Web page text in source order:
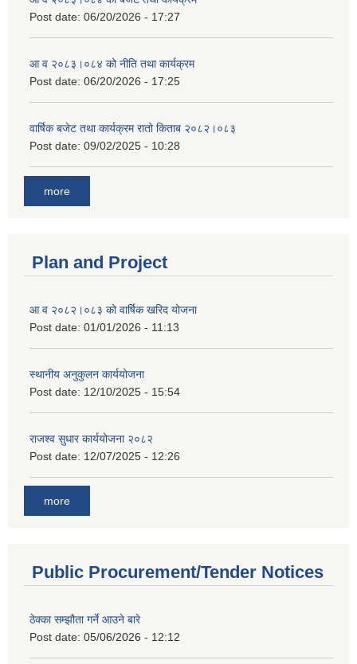
Post date: 06/20/2026 - 17:27
आ व २०८३।०८४ को नीति तथा कार्यक्रम
Post date: 06/20/2026 - 17:25
वार्षिक बजेट तथा कार्यक्रम रातो किताब २०८२।०८३
Post date: 09/02/2025 - 10:28
more
Plan and Project
आ व २०८२।०८३ को वार्षिक खरिद योजना
Post date: 01/01/2026 - 11:13
स्थानीय अनुकुलन कार्ययोजना
Post date: 12/10/2025 - 15:54
राजश्व सुधार कार्ययोजना २०८२
Post date: 12/07/2025 - 12:26
more
Public Procurement/Tender Notices
ठेक्का सम्झौता गर्ने आउने बारे
Post date: 05/06/2026 - 12:12